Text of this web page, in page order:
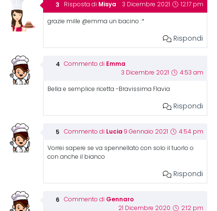
Risposta di Misya 3 Dicembre 2021 12:17 pm
grazie mille @emma un bacino :*
Rispondi
Commento di Emma
3 Dicembre 2021 4:53 am
Bella e semplice ricetta -Bravissima Flavia
Rispondi
Commento di Lucia 9 Gennaio 2021 4:54 pm
Vorrei sapere se va spennellato con solo il tuorlo o
con anche il bianco
Rispondi
Commento di Gennaro
21 Dicembre 2020 2:12 pm